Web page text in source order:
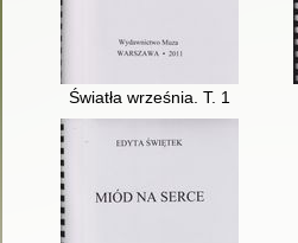
Światła września. T. 1